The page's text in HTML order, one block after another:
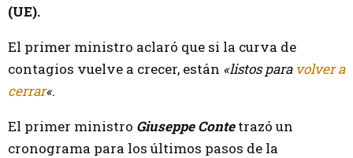
(UE).
El primer ministro aclaró que si la curva de
contagios vuelve a crecer, están «listos paravolver a
cerrar«.
El primer ministro Giuseppe Contetrazó un
cronograma para los últimos pasos de la